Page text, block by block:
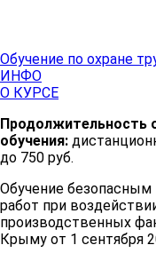
Обучение по охране
ИНФО
О КУРСЕ
Продолжительность
обучения:
до 750 руб.
Обучение
работ при
производственных
Крыму от 1 сентября